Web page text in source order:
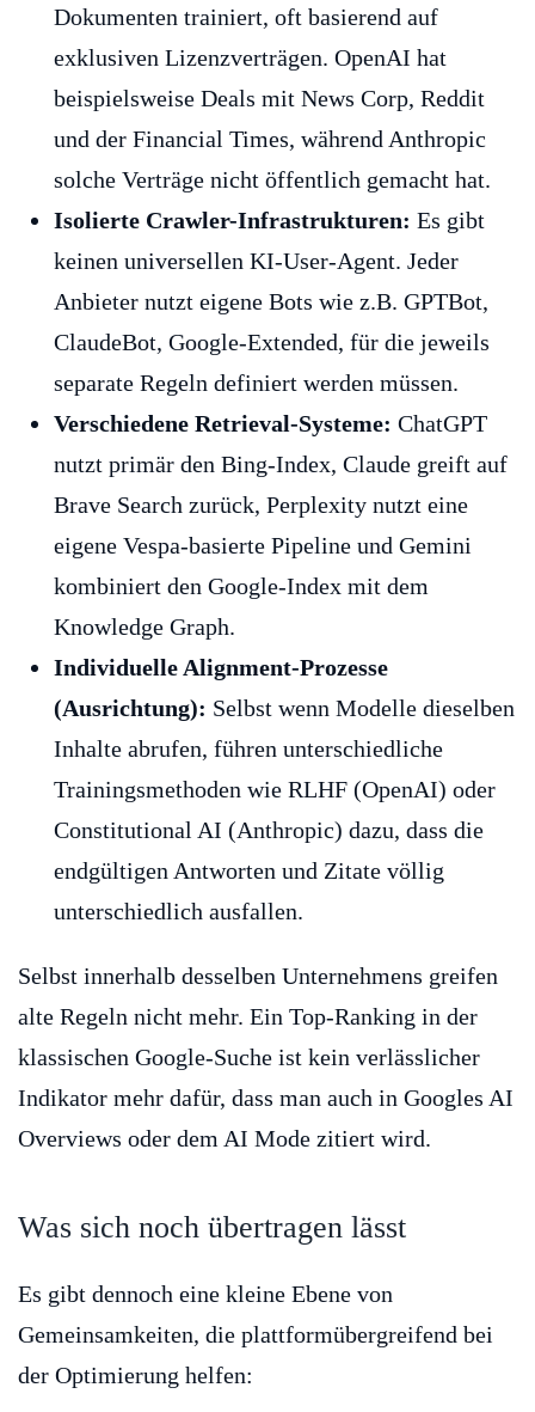
Dokumenten trainiert, oft basierend auf
exklusiven Lizenzverträgen. OpenAI hat
beispielsweise Deals mit News Corp, Reddit
und der Financial Times, während Anthropic
solche Verträge nicht öffentlich gemacht hat.
Isolierte Crawler-Infrastrukturen: Es gibt
keinen universellen KI-User-Agent. Jeder
Anbieter nutzt eigene Bots wie z.B. GPTBot,
ClaudeBot, Google-Extended, für die jeweils
separate Regeln definiert werden müssen.
Verschiedene Retrieval-Systeme: ChatGPT
nutzt primär den Bing-Index, Claude greift auf
Brave Search zurück, Perplexity nutzt eine
eigene Vespa-basierte Pipeline und Gemini
kombiniert den Google-Index mit dem
Knowledge Graph.
Individuelle Alignment-Prozesse
(Ausrichtung): Selbst wenn Modelle dieselben
Inhalte abrufen, führen unterschiedliche
Trainingsmethoden wie RLHF (OpenAI) oder
Constitutional AI (Anthropic) dazu, dass die
endgültigen Antworten und Zitate völlig
unterschiedlich ausfallen.
Selbst innerhalb desselben Unternehmens greifen
alte Regeln nicht mehr. Ein Top-Ranking in der
klassischen Google-Suche ist kein verlässlicher
Indikator mehr dafür, dass man auch in Googles AI
Overviews oder dem AI Mode zitiert wird.
Was sich noch übertragen lässt
Es gibt dennoch eine kleine Ebene von
Gemeinsamkeiten, die plattformübergreifend bei
der Optimierung helfen: